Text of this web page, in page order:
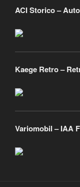
ACI Storico –
Kaege Retro –
Variomobil – IAA